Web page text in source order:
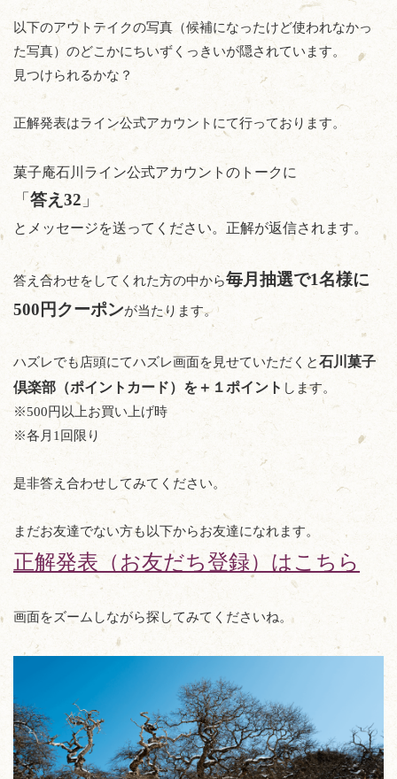
以下のアウトテイクの写真（候補になったけど使われなかっ
た写真）のどこかにちいずくっきいが隠されています。
見つけられるかな？
正解発表はライン公式アカウントにて行っております。
菓子庵石川ライン公式アカウントのトークに
「 答え32」
とメッセージを送ってください。正解が返信されます。
答え合わせをしてくれた方の中から毎月抽選で1名様に
500円クーポンが当たります。
ハズレでも店頭にてハズレ画面を見せていただくと石川菓子
倶楽部 （ポイントカード）を＋１ポイント します。
※500円以上お買い上げ時
※各月1回限り
是非答え合わせしてみてください。
まだお友達でない方も以下からお友達になれます。
正解発表（お友だち登録）はこちら
画面をズームしながら探してみてくださいね。